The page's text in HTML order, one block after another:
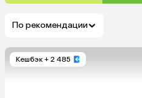
По рекомендации
Кешбэк + 2 485